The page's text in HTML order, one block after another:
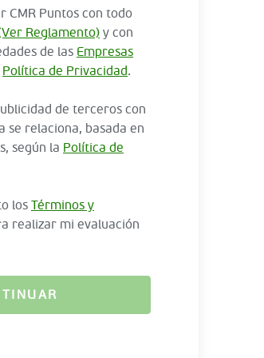
CMR Puntos con todo
Reglamento) y con
de las Empresas
Política de Privacidad.
de terceros con
se relaciona, basada en
según la Política de
los Términos y
realizar mi evaluación